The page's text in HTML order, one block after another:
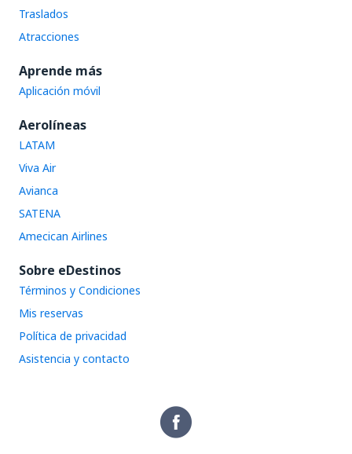
Traslados
Atracciones
Aprende más
Aplicación móvil
Aerolíneas
LATAM
Viva Air
Avianca
SATENA
Amecican Airlines
Sobre eDestinos
Términos y Condiciones
Mis reservas
Política de privacidad
Asistencia y contacto